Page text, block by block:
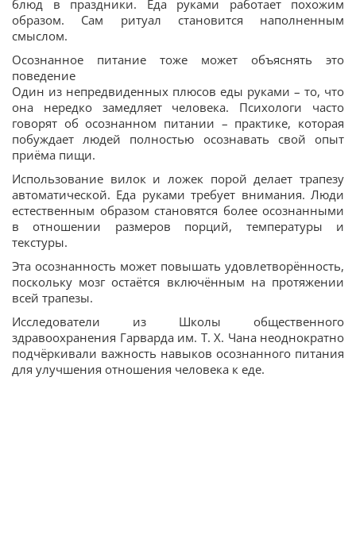
блюд в праздники. Еда руками работает похожим
образом. Сам ритуал становится наполненным
смыслом.
Осознанное питание тоже может объяснять это
поведение
Один из непредвиденных плюсов еды руками – то, что
она нередко замедляет человека. Психологи часто
говорят об осознанном питании – практике, которая
побуждает людей полностью осознавать свой опыт
приёма пищи.
Использование вилок и ложек порой делает трапезу
автоматической. Еда руками требует внимания. Люди
естественным образом становятся более осознанными
в отношении размеров порций, температуры и
текстуры.
Эта осознанность может повышать удовлетворённость,
поскольку мозг остаётся включённым на протяжении
всей трапезы.
Исследователи из Школы общественного
здравоохранения Гарварда им. Т. Х. Чана неоднократно
подчёркивали важность навыков осознанного питания
для улучшения отношения человека к еде.